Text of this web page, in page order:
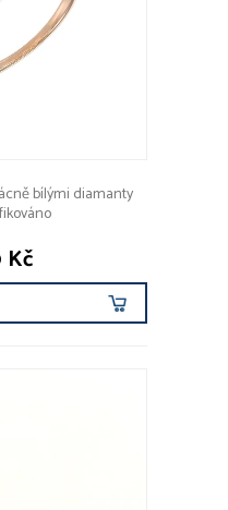
bílými diamanty
Kč